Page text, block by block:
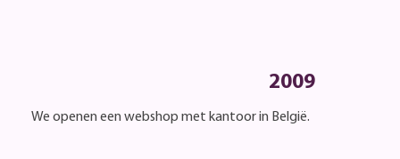
2009
We openen een webshop met kantoor in België.